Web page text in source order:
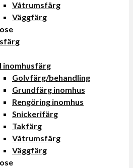
Våtrumsfärg
Väggfärg
inomhusfärg
Golvfärg/behandling
Grundfärg inomhus
Rengöring inomhus
Snickerifärg
Takfärg
Våtrumsfärg
Väggfärg